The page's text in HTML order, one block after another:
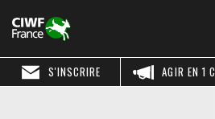
AGIR EN 1
S'INSCRIRE